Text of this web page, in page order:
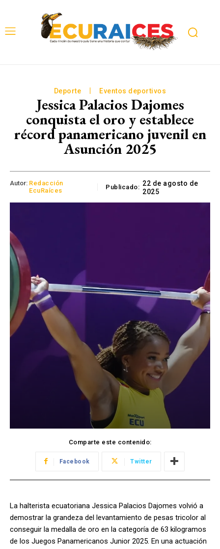
Deporte Eventos deportivos
Jessica Palacios Dajomes
conquista el oro y establece
récord panamericano juvenil en
Asunción 2025
Autor: Redacción
EcuRaíces
Publicado: 22 de agosto de
2025
Comparte este contenido:
Facebook Twitter
La halterista ecuatoriana Jessica Palacios Dajomes volvió a
demostrar la grandeza del levantamiento de pesas tricolor al
conseguir la medalla de oro en la categoría de 63 kilogramos
de los Juegos Panamericanos Junior 2025. En una actuación